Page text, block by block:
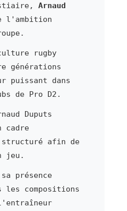
Arnaud
l'ambition
rugby
générations
puissant dans
de Pro D2.
Duputs
cadre
structuré afin de
jeu.
présence
les compositions